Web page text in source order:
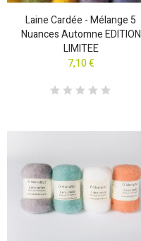
Laine Cardée - Mélange 5
Nuances Automne EDITION
LIMITEE
7,10 €